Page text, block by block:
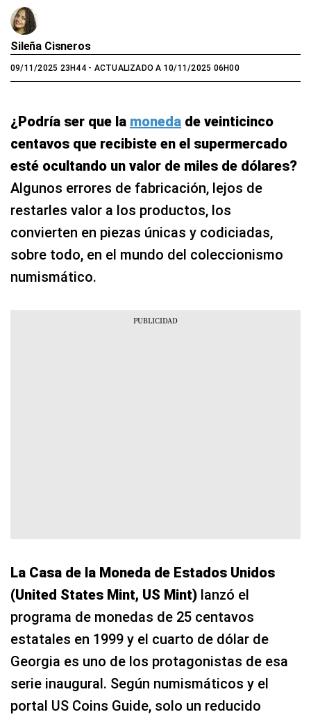
Sileña Cisneros
09/11/2025 23H44- ACTUALIZADO A 10/11/2025 06H00
¿Podría ser que la moneda de veinticinco
centavos que recibiste en el supermercado
esté ocultando un valor de miles de dólares?
Algunos errores de fabricación, lejos de
restarles valor a los productos, los
convierten en piezas únicas y codiciadas,
sobre todo, en el mundo del coleccionismo
numismático.
La Casa de la Moneda de Estados Unidos
(United States Mint, US Mint) lanzó el
programa de monedas de 25 centavos
estatales en 1999 y el cuarto de dólar de
Georgia es uno de los protagonistas de esa
serie inaugural. Según numismáticos y el
portal US Coins Guide, solo un reducido